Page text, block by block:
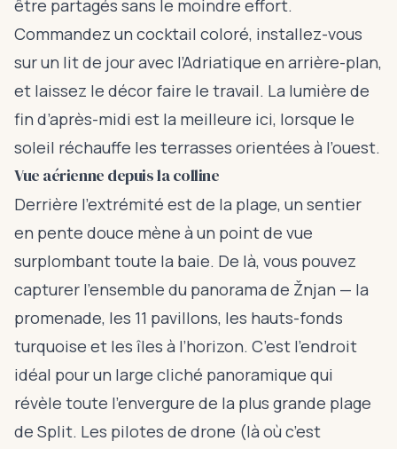
être partagés sans le moindre effort.
Commandez un cocktail coloré, installez-vous
sur un lit de jour avec l’Adriatique en arrière-plan,
et laissez le décor faire le travail. La lumière de
fin d’après-midi est la meilleure ici, lorsque le
soleil réchauffe les terrasses orientées à l’ouest.
Vue aérienne depuis la colline
Derrière l’extrémité est de la plage, un sentier
en pente douce mène à un point de vue
surplombant toute la baie. De là, vous pouvez
capturer l’ensemble du panorama de Žnjan — la
promenade, les 11 pavillons, les hauts-fonds
turquoise et les îles à l’horizon. C’est l’endroit
idéal pour un large cliché panoramique qui
révèle toute l’envergure de la plus grande plage
de Split. Les pilotes de drone (là où c’est